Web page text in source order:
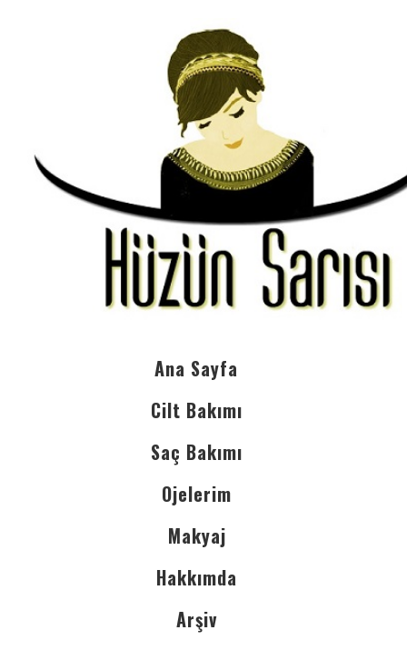
Ana Sayfa
Cilt Bakımı
Saç Bakımı
Ojelerim
Makyaj
Hakkımda
Arşiv